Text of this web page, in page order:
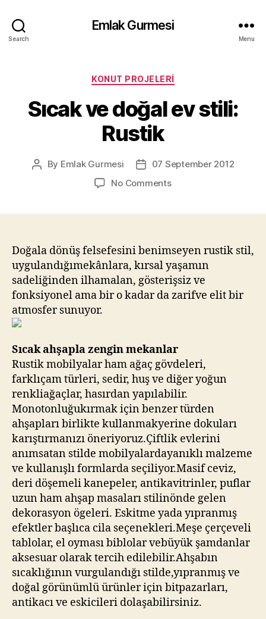
Search
Emlak Gurmesi
Menu
Categories
KONUT PROJELERI
Sıcak ve doğal ev stili:
Rustik
Post
By Emlak Gurmesi
Post07 September 2012
No Commentson
stili:
Rustik
Doğala dönüş felsefesini benimseyen rustik stil,
uygulandığımekânlara, kırsal yaşamın
sadeliğinden ilhamalan, gösterişsiz ve
fonksiyonel ama bir o kadar da zarifve elit bir
atmosfer sunuyor.
Sıcak ahşapla zengin mekanlar
Rustik mobilyalar ham ağaç gövdeleri,
farklıçam türleri, sedir, huş ve diğer yoğun
renkliağaçlar, hasırdan yapılabilir.
Monotonluğukırmak için benzer türden
ahşapları birlikte kullanmakyerine dokuları
karıştırmanızı öneriyoruz.Çiftlik evlerini
anımsatan stilde mobilyalardayanıklı malzeme
ve kullanışlı formlarda seçiliyor.Masif ceviz,
deri döşemeli kanepeler, antikavitrinler, puflar
uzun ham ahşap masaları stilinönde gelen
dekorasyon ögeleri. Eskitme yada yıpranmış
efektler başlıca cila seçenekleri.Meşe çerçeveli
tablolar, el oyması biblolar vebüyük şamdanlar
aksesuar olarak tercih edilebilir.Ahşabın
sıcaklığının vurgulandığı stilde,yıpranmış ve
doğal görünümlü ürünler için bitpazarları,
antikacı ve eskicileri dolaşabilirsiniz.